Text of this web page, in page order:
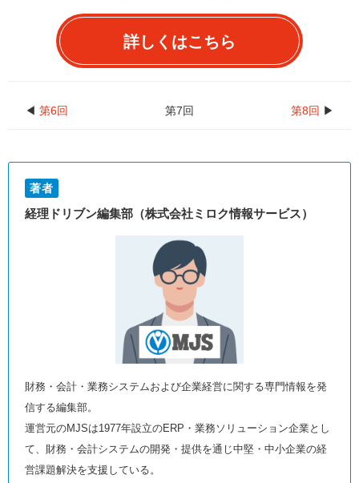
詳しくはこちら
◀第6回 第7回 第8回 ▶
著者
経理ドリブン編集部（株式会社ミロク情報サービス）
財務・会計・業務システムおよび企業経営に関する専門情報を発
信する編集部。
運営元のMJSは1977年設立のERP・業務ソリューション企業とし
て、財務・会計システムの開発・提供を通じ中堅・中小企業の経
営課題解決を支援している。